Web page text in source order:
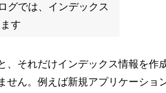
グでは、インデックス
す
、それだけインデックス情報を作
せん。例えば新規アプリケーショ